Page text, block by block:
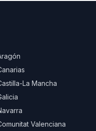
La Mancha
Valenciana